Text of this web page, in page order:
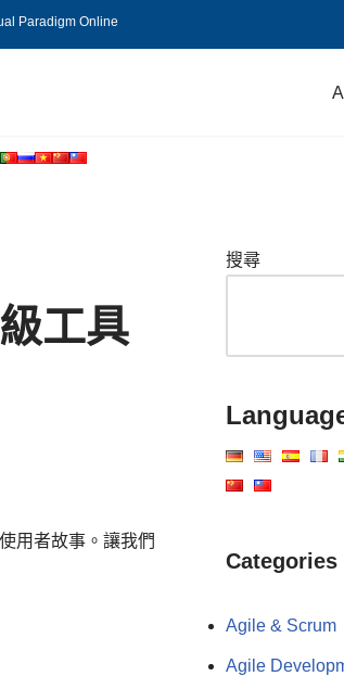
Paradigm Online
工具
用者故事。讓我們
搜尋
Categories
Agile & Scrum
Agile